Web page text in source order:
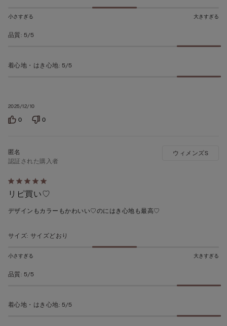
5
評
2025/12/10
小さすぎる 大きすぎる
品質: 5/5
着心地・はき心地: 5/5
0 0
5
段
階
う
5
評
認証された購入者
リピ買い♡
デザインもカラーもかわいい♡のにはき心地も最高♡
ウィメンズS
サイズ: サイズどおり
小さすぎる 大きすぎる
品質: 5/5
着心地・はき心地: 5/5